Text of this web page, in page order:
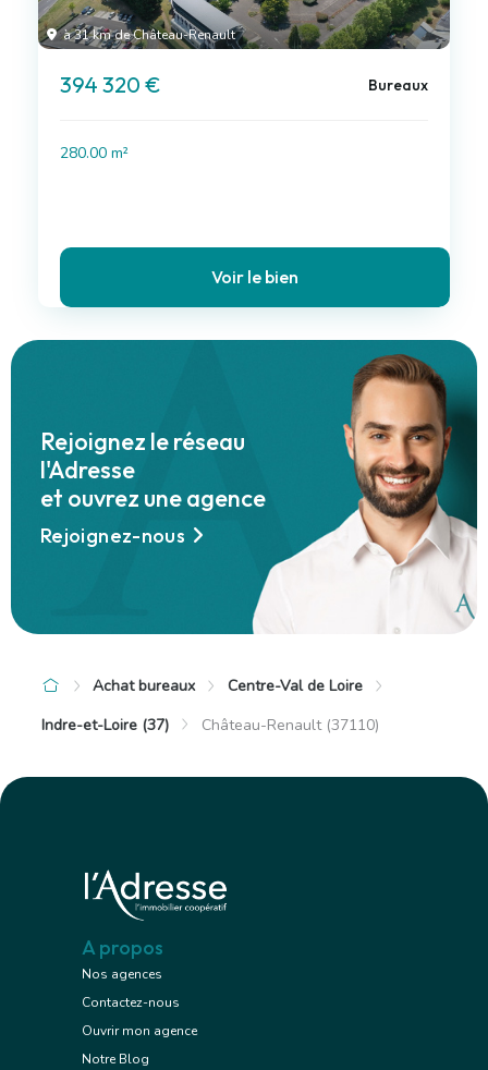
à 31 km de Château-Renault
394 320 € Bureaux
280.00 m²
Voir le bien
Rejoignez le réseau
l'Adresse
et ouvrez une agence
Rejoignez-nous
Achat bureaux
Centre-Val de Loire
Indre-et-Loire (37)
Château-Renault (37110)
A propos
Nos agences
Contactez-nous
Ouvrir mon agence
Notre Blog